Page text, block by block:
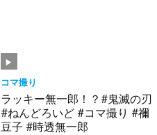
コマ撮り
ラッキー無一郎！？#鬼滅の刃
#ねんどろいど #コマ撮り #禰
豆子 #時透無一郎